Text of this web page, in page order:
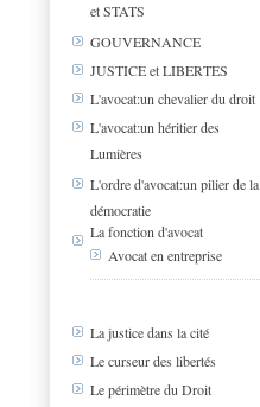
et STATS
GOUVERNANCE
JUSTICE et LIBERTES
L'avocat:un chevalier du droit
L'avocat:un héritier des
Lumières
L'ordre d'avocat:un pilier de la
démocratie
La fonction d'avocat
Avocat en entreprise
La justice dans la cité
Le curseur des libertés
Le périmètre du Droit